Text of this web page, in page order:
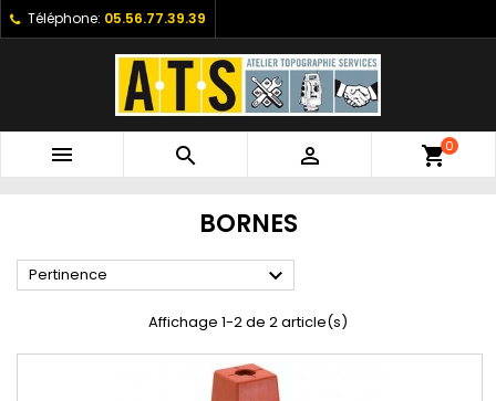
Téléphone: 05.56.77.39.39
   shopping_cart0
BORNES
Pertinence 
Affichage 1-2 de 2 article(s)